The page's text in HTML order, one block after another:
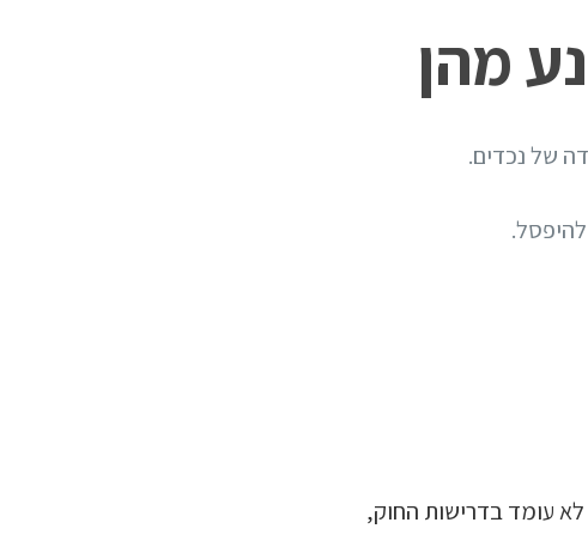
מהן
של נכדים.
עומד בדרישות החוק,